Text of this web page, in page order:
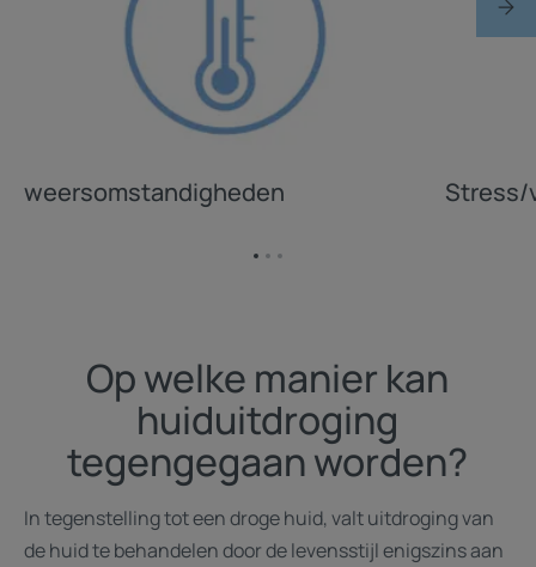
weersomstandigheden Stress/
Ga
GaGa
Op welke manier kan
huiduitdroging
tegengegaan worden?
In tegenstelling tot een droge huid, valt uitdroging van
de huid te behandelen door de levensstijl enigszins aan